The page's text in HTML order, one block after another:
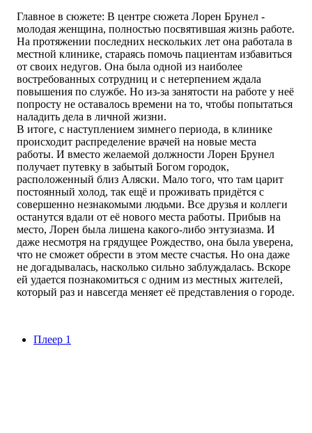
Главное в сюжете: В центре сюжета Лорен Брунел -
молодая женщина, полностью посвятившая жизнь работе.
На протяжении последних нескольких лет она работала в
местной клинике, стараясь помочь пациентам избавиться
от своих недугов. Она была одной из наиболее
востребованных сотрудниц и с нетерпением ждала
повышения по службе. Но из-за занятости на работе у неё
попросту не оставалось времени на то, чтобы попытаться
наладить дела в личной жизни.
В итоге, с наступлением зимнего периода, в клинике
происходит распределение врачей на новые места
работы. И вместо желаемой должности Лорен Брунел
получает путевку в забытый Богом городок,
расположенный близ Аляски. Мало того, что там царит
постоянный холод, так ещё и проживать придётся с
совершенно незнакомыми людьми. Все друзья и коллеги
останутся вдали от её нового места работы. Прибыв на
место, Лорен была лишена какого-либо энтузиазма. И
даже несмотря на грядущее Рождество, она была уверена,
что не сможет обрести в этом месте счастья. Но она даже
не догадывалась, насколько сильно заблуждалась. Вскоре
ей удается познакомиться с одним из местных жителей,
который раз и навсегда меняет её представления о городе.
Плеер 1